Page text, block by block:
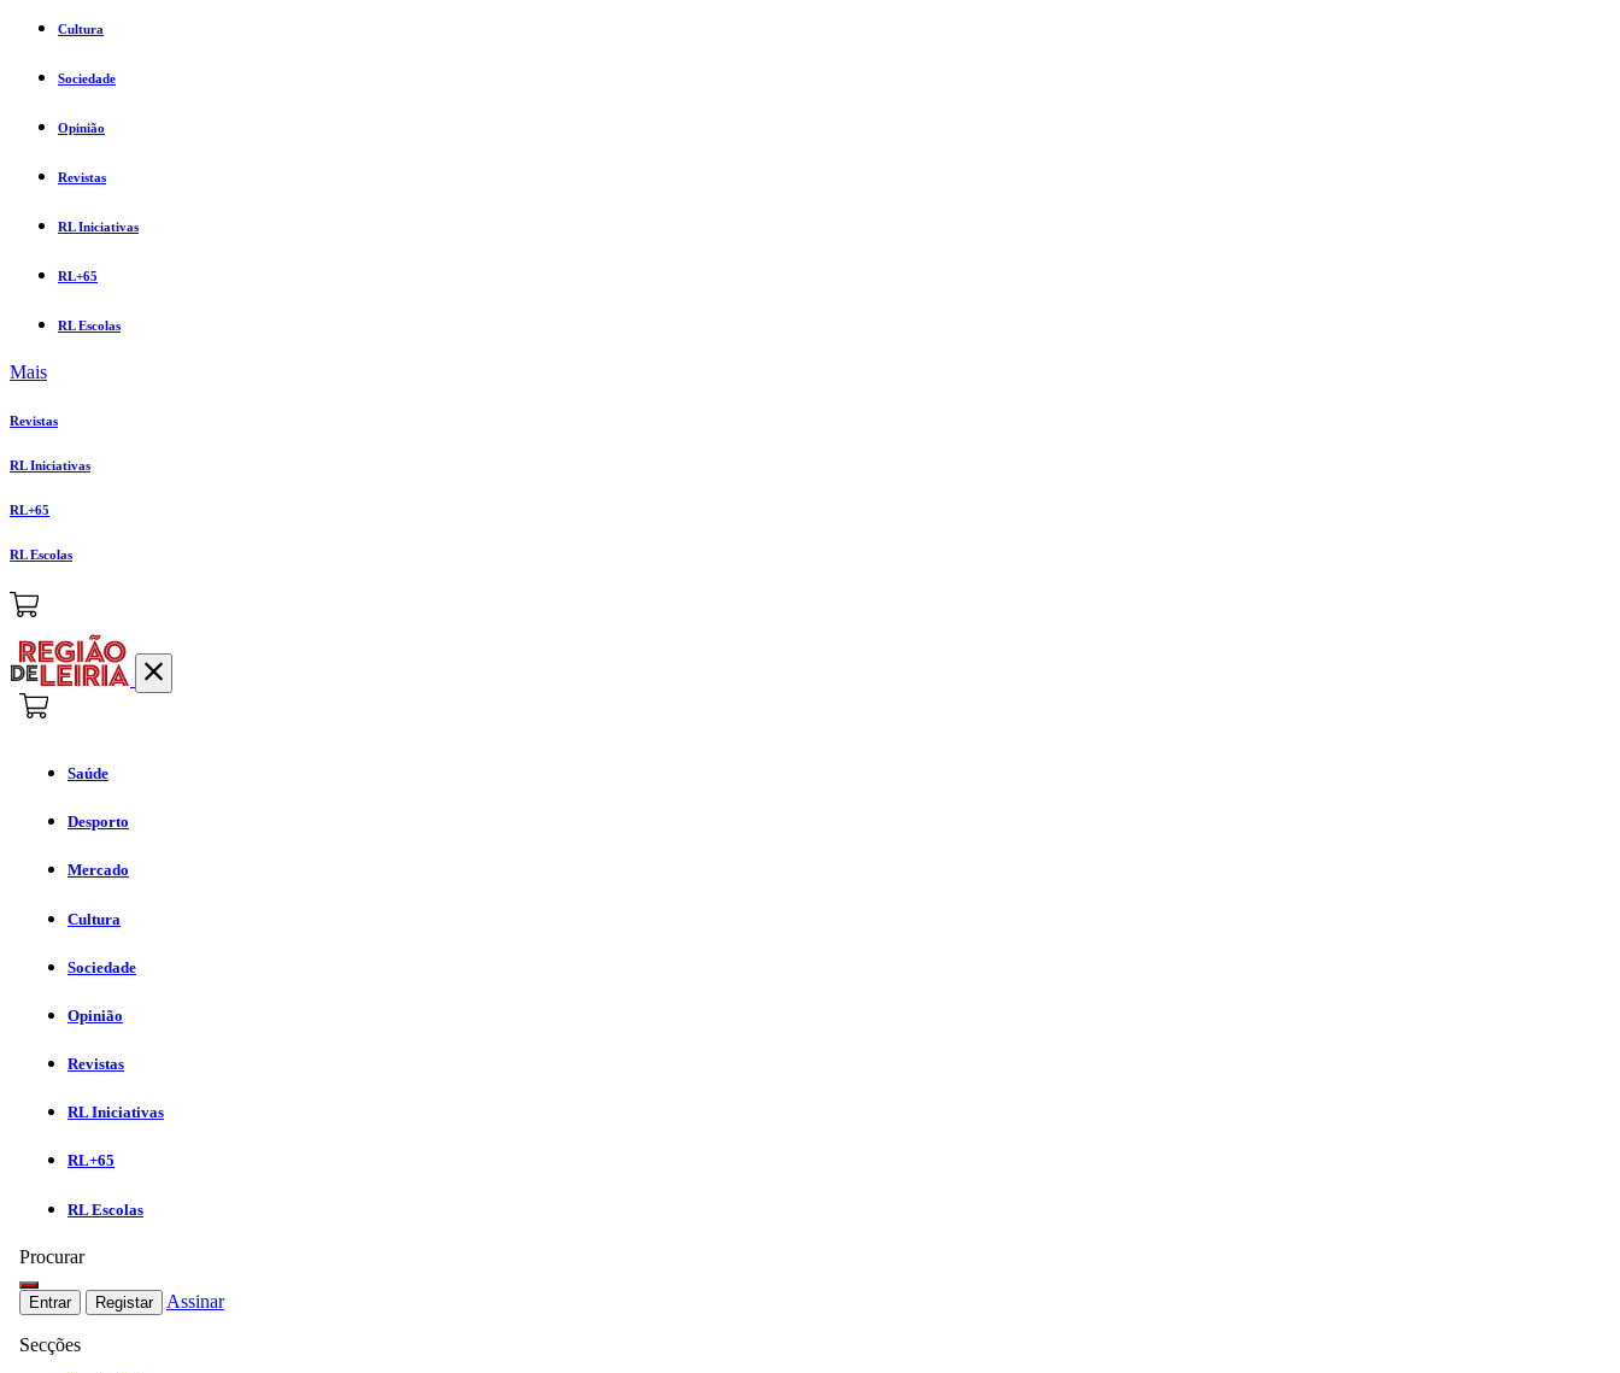
Cultura
Sociedade
Opinião
Revistas
RL Iniciativas
RL+65
RL Escolas
Mais
Revistas
RL Iniciativas
RL+65
RL Escolas
Saúde
Desporto
Mercado
Cultura
Sociedade
Opinião
Revistas
RL Iniciativas
RL+65
RL Escolas
Procurar
Entrar Registar Assinar
Secções